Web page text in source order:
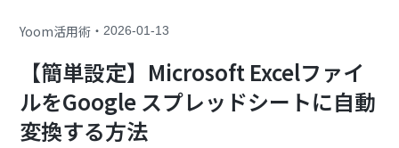
Yoom活用術 ・2026-01-13
【簡単設定】Microsoft Excelファイ
ルをGoogle スプレッドシートに自動
変換する方法